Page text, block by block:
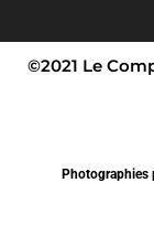
©2021 Le
Photographies